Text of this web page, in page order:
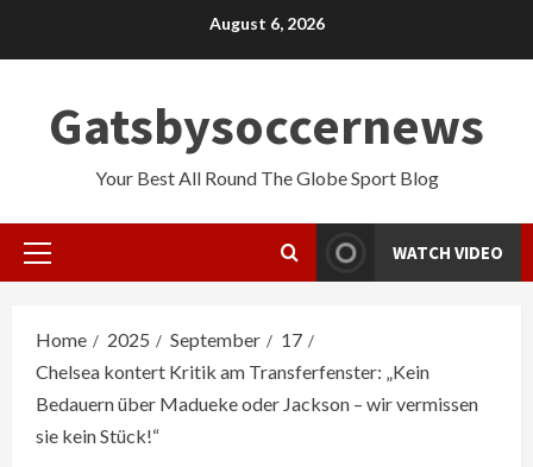
August 6, 2026
Gatsbysoccernews
Your Best All Round The Globe Sport Blog
Primary
WATCH VIDEO
Home 2025 September
17
Chelsea kontert Kritik am Transferfenster: „Kein
Bedauern über Madueke oder Jackson – wir vermissen
sie kein Stück!“